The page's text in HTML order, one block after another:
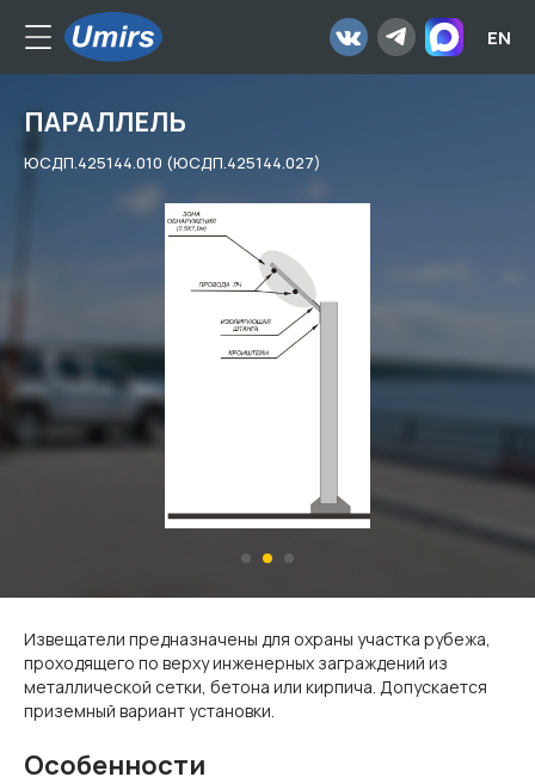
EN
ПАРАЛЛЕЛЬ
ЮСДП.425144.010 (ЮСДП.425144.027)
Извещатели предназначены для охраны участка рубежа,
проходящего по верху инженерных заграждений из
металлической сетки, бетона или кирпича. Допускается
приземный вариант установки.
Особенности